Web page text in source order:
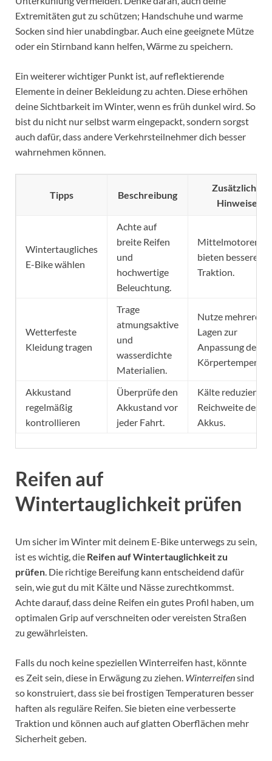
Extremitäten gut zu schützen; Handschuhe und warme
Socken sind hier unabdingbar. Auch eine geeignete Mütze
oder ein Stirnband kann helfen, Wärme zu speichern.
Ein weiterer wichtiger Punkt ist, auf reflektierende
Elemente in deiner Bekleidung zu achten. Diese erhöhen
deine Sichtbarkeit im Winter, wenn es früh dunkel wird. So
bist du nicht nur selbst warm eingepackt, sondern sorgst
auch dafür, dass andere Verkehrsteilnehmer dich besser
wahrnehmen können.
Tipps Beschreibung
Zusätzliche
Hinweise
Wintertaugliches
E-Bike wählen
Achte auf
breite Reifen
und
hochwertige
Beleuchtung.
Mittelmotoren
bieten bessere
Traktion.
Wetterfeste
Kleidung tragen
Trage
atmungsaktive
und
wasserdichte
Materialien.
Nutze mehrere
Lagen zur
Anpassung der
Akkustand
regelmäßig
kontrollieren
Überprüfe den
Akkustand vor
jeder Fahrt.
Kälte reduziert
Reichweite des
Akkus.
Reifen auf
Wintertauglichkeit prüfen
Um sicher im Winter mit deinem E-Bike unterwegs zu sein,
ist es wichtig, die Reifen auf Wintertauglichkeit zu
prüfen . Die richtige Bereifung kann entscheidend dafür
sein, wie gut du mit Kälte und Nässe zurechtkommst.
Achte darauf, dass deine Reifen ein gutes Profil haben, um
optimalen Grip auf verschneiten oder vereisten Straßen
zu gewährleisten.
Falls du noch keine speziellen Winterreifen hast, könnte
es Zeit sein, diese in Erwägung zu ziehen. Winterreifensind
so konstruiert, dass sie bei frostigen Temperaturen besser
haften als reguläre Reifen. Sie bieten eine verbesserte
Traktion und können auch auf glatten Oberflächen mehr
Sicherheit geben.